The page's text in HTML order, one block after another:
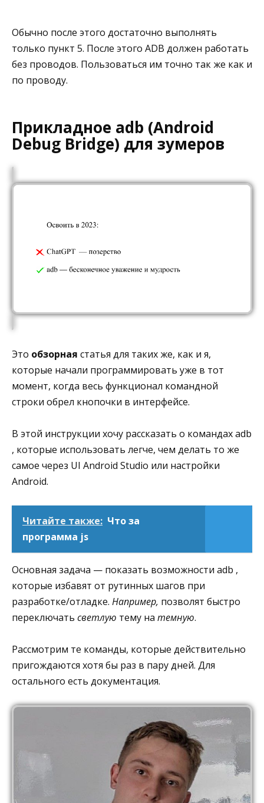
Обычно после этого достаточно выполнять
только пункт 5. После этого ADB должен работать
без проводов. Пользоваться им точно так же как и
по проводу.
Прикладное adb (Android
Debug Bridge) для зумеров
Это обзорная статья для таких же, как и я,
которые начали программировать уже в тот
момент, когда весь функционал командной
строки обрел кнопочки в интерфейсе.
В этой инструкции хочу рассказать о командах adb
, которые использовать легче, чем делать то же
самое через UI Android Studio или настройки
Android.
Читайте также: Что за
программа js
Основная задача — показать возможности adb ,
которые избавят от рутинных шагов при
разработке/отладке. Например, позволят быстро
переключать светлую тему на темную.
Рассмотрим те команды, которые действительно
пригождаются хотя бы раз в пару дней. Для
остального есть документация.